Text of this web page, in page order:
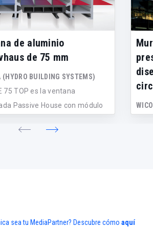
de aluminio
de 75 mm
(HYDRO BUILDING SYSTEMS)
75 TOP es la ventana
Passive House con módulo
sea tu MediaPartner? Descubre cómo aquí